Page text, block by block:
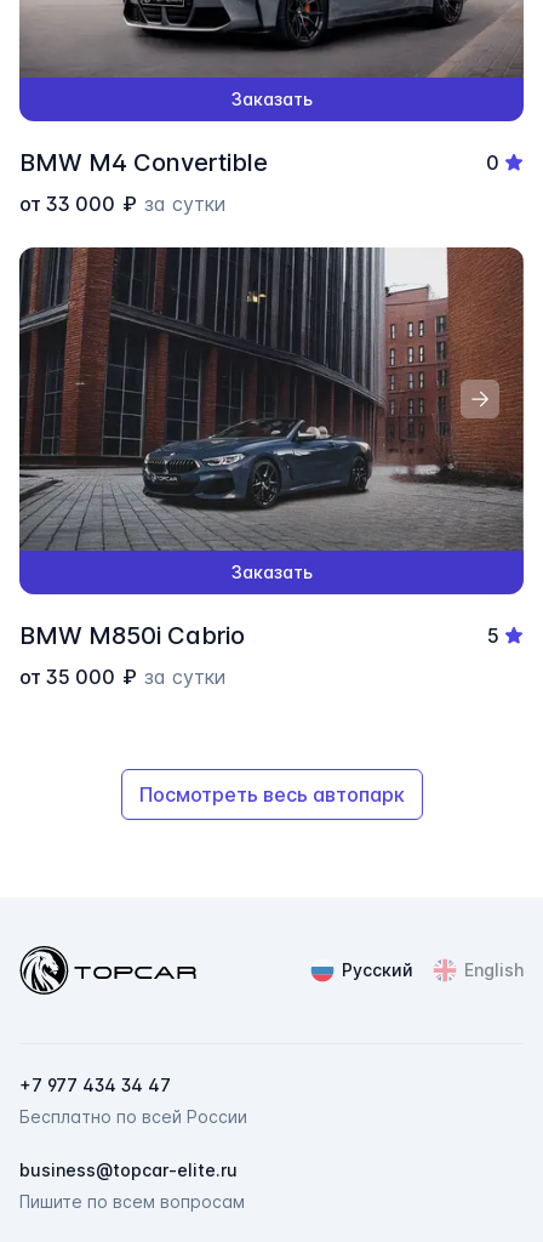
Заказать
BMW M4 Convertible
0
от 33 000 ₽ за сутки
Заказать
BMW M850i Cabrio
5
от 35 000 ₽ за сутки
Посмотреть весь автопарк
Topcar Русский English
+7 977 434 34 47
Бесплатно по всей России
business@topcar-elite.ru
Пишите по всем вопросам
ChatApp